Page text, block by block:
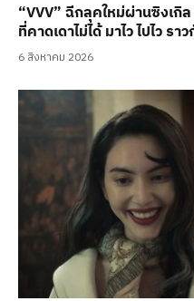
“VVV” ฉีกลุคใหม่ผ่านซิงเกิ
ที่คาดเดาไม่ได้ มาไว ไปไว รา
6 สิงหาคม 2026